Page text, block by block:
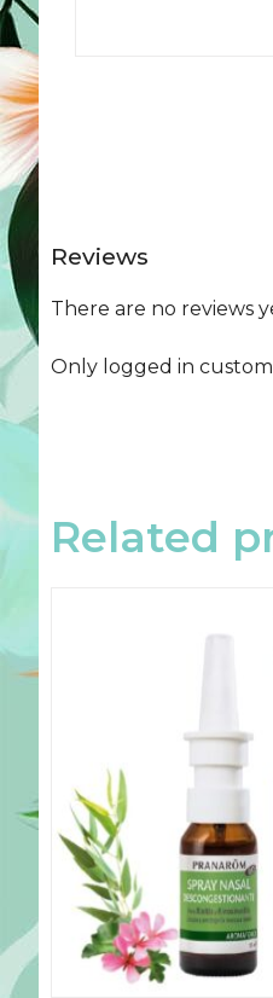
Reviews
There are no reviews
Only logged in
Related